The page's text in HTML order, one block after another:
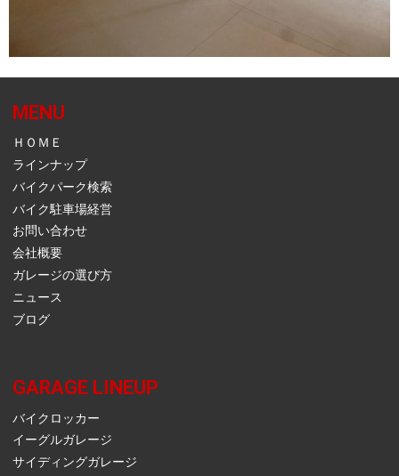
MENU
ＨＯＭＥ
ラインナップ
バイクパーク検索
バイク駐車場経営
お問い合わせ
会社概要
ガレージの選び方
ニュース
ブログ
GARAGE LINEUP
バイクロッカー
イーグルガレージ
サイディングガレージ